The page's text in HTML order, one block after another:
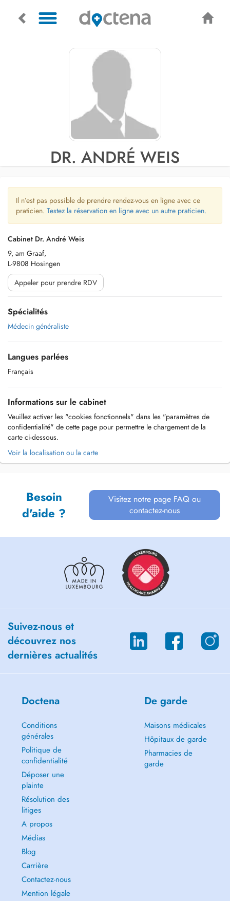
DR. ANDRÉ WEIS
Il n’est pas possible de prendre rendez-vous en ligne avec ce
praticien. Testez la réservation en ligne avec un autre praticien.
Cabinet Dr. André Weis
9, am Graaf,
L-9808 Hosingen
Appeler pour prendre RDV
Spécialités
Médecin généraliste
Langues parlées
Français
Informations sur le cabinet
Veuillez activer les "cookies fonctionnels" dans les "paramètres de
confidentialité" de cette page pour permettre le chargement de la
carte ci-dessous.
Voir la localisation ou la carte
Besoin
d'aide ?
Visitez notre page FAQ ou
contactez-nous
Suivez-nous et
découvrez nos
dernières actualités
Doctena
Conditions
générales
Politique de
confidentialité
Déposer une
plainte
Résolution des
litiges
A propos
Médias
Blog
Carrière
Contactez-nous
Mention légale
De garde
Maisons médicales
Hôpitaux de garde
Pharmacies de
garde